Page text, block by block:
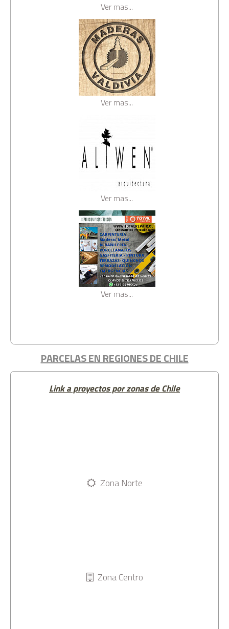
Ver mas...
Ver mas...
Ver mas...
Ver mas...
PARCELAS EN REGIONES DE CHILE
Link a proyectos por zonas de Chile
Zona Norte
Zona Centro